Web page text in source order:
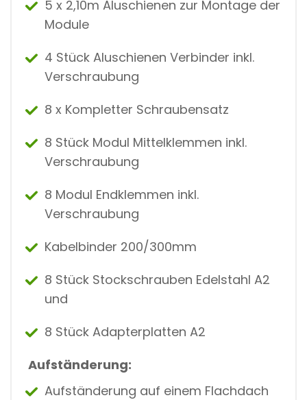
5 x 2,10m Aluschienen zur Montage der
Module
4 Stück Aluschienen Verbinder inkl.
Verschraubung
8 x Kompletter Schraubensatz
8 Stück Modul Mittelklemmen inkl.
Verschraubung
8 Modul Endklemmen inkl.
Verschraubung
Kabelbinder 200/300mm
8 Stück Stockschrauben Edelstahl A2
und
8 Stück Adapterplatten A2
Aufständerung:
Aufständerung auf einem Flachdach